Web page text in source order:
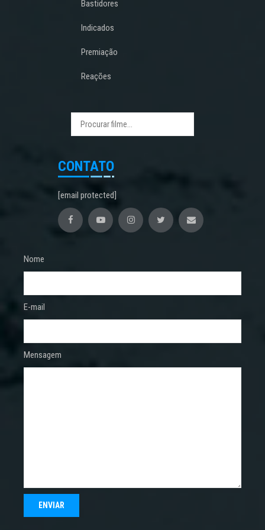
Bastidores
Indicados
Premiação
Reações
CONTATO
[email protected]
Nome
E-mail
Mensagem